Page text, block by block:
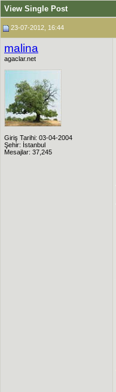
View Single Post
23-07-2012, 16:44
malina
agaclar.net
Giriş Tarihi: 03-04-2004
Şehir: İstanbul
Mesajlar: 37,245